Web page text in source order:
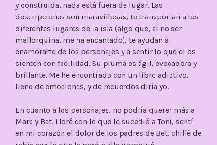
y construida, nada está fuera de lugar. Las
descripciones son maravillosas, te transportan a los
diferentes lugares de la isla (algo que, al no ser
mallorquina, me ha encantado), te ayudan a
enamorarte de los personajes y a sentir lo que ellos
sienten con facilidad. Su pluma es ágil, evocadora y
brillante. Me he encontrado con un libro adictivo,
lleno de emociones, y de recuerdos diría yo.
En cuanto a los personajes, no podría querer más a
Marc y Bet. Lloré con lo que le sucedió a Toni, sentí
en mi corazón el dolor de los padres de Bet, chillé de